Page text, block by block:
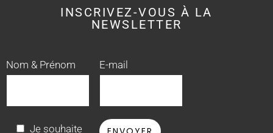
INSCRIVEZ-VOUS À LA
NEWSLETTER
Nom & Prénom E-mail
Je souhaite